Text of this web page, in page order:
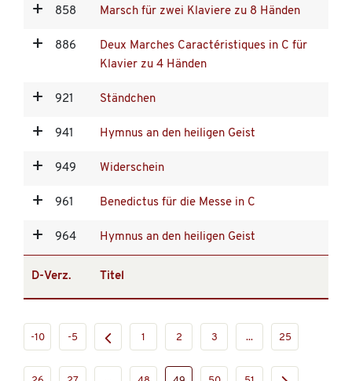
858 Marsch für zwei Klaviere zu 8 Händen
886
Deux Marches Caractéristiques in C für
Klavier zu 4 Händen
921 Ständchen
941 Hymnus an den heiligen Geist
949 Widerschein
961 Benedictus für die Messe in C
964 Hymnus an den heiligen Geist
D-Verz. Titel
-10 -5 1 2 3 ... 25